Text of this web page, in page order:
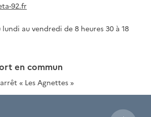
92.fr
au vendredi de 8 heures 30 à 18
en commun
« Les Agnettes »